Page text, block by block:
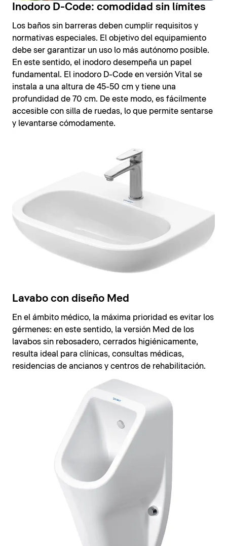
Inodoro D-Code: comodidad sin límites
Los baños sin barreras deben cumplir requisitos y
normativas especiales. El objetivo del equipamiento
debe ser garantizar un uso lo más autónomo posible.
En este sentido, el inodoro desempeña un papel
fundamental. El inodoro D-Code en versión Vital se
instala a una altura de 45-50 cm y tiene una
profundidad de 70 cm. De este modo, es fácilmente
accesible con silla de ruedas, lo que permite sentarse
y levantarse cómodamente.
Lavabo con diseño Med
En el ámbito médico, la máxima prioridad es evitar los
gérmenes: en este sentido, la versión Med de los
lavabos sin rebosadero, cerrados higiénicamente,
resulta ideal para clínicas, consultas médicas,
residencias de ancianos y centros de rehabilitación.